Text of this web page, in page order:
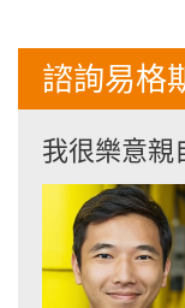
諮詢易格
我很樂意親